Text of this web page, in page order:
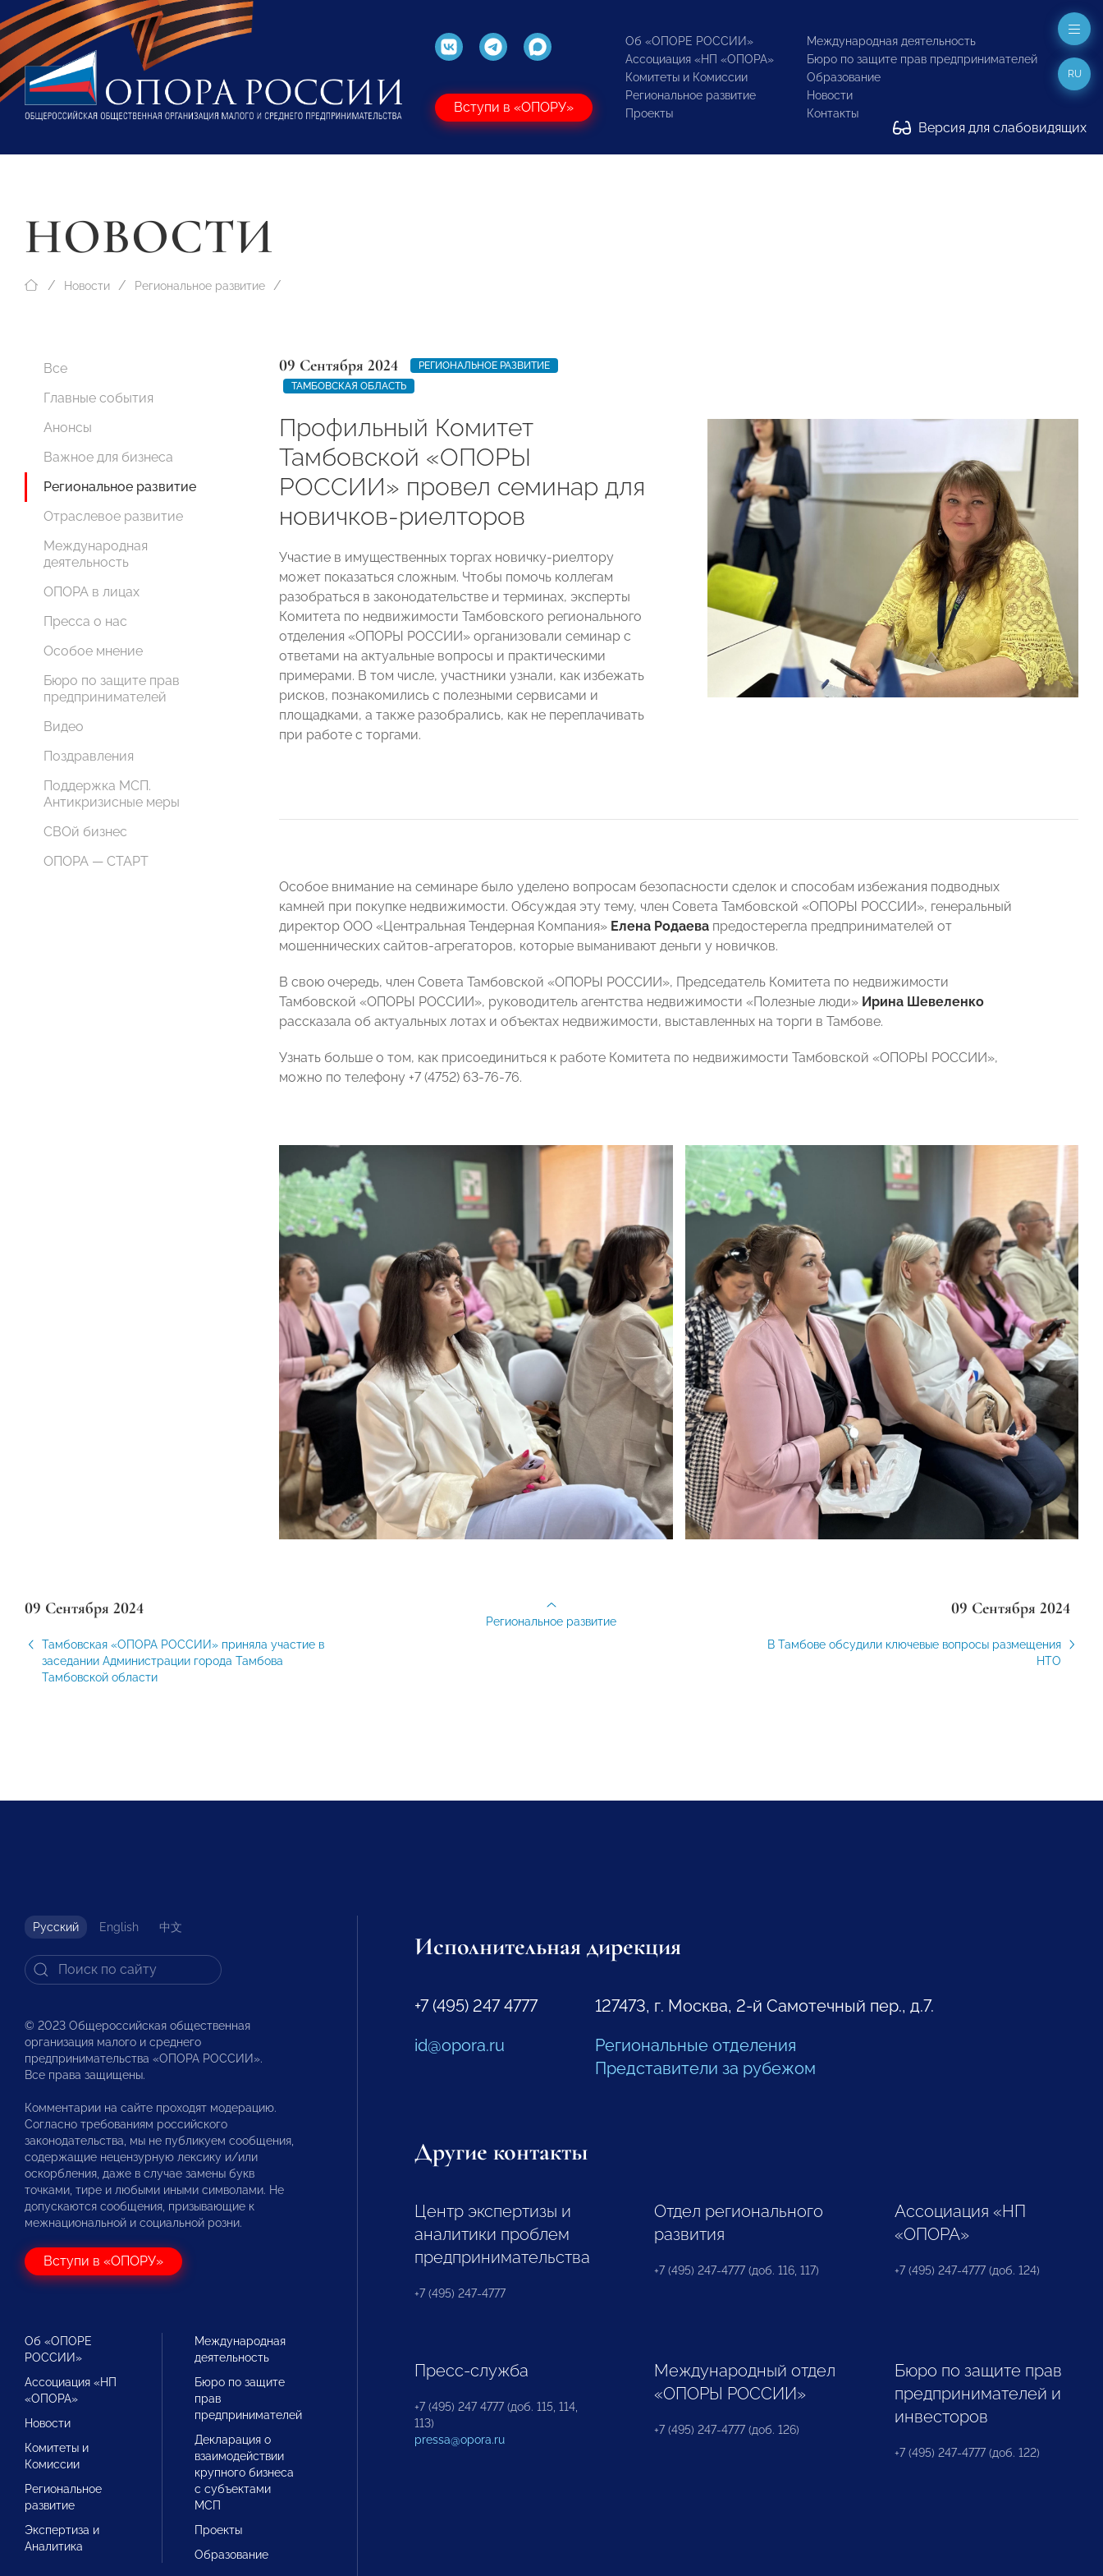
Вступи в «ОПОРУ»
Об «ОПОРЕ РОССИИ»
Ассоциация «НП «ОПОРА»
Комитеты и Комиссии
Региональное развитие
Проекты
Международная деятельность
Бюро по защите прав предпринимателей
Образование
Новости
Контакты
Версия для слабовидящих
RU
НОВОСТИ
Новости Региональное развитие
Все
Главные события
Анонсы
Важное для бизнеса
Региональное развитие
Отраслевое развитие
Международная
деятельность
ОПОРА в лицах
Пресса о нас
Особое мнение
Бюро по защите прав
предпринимателей
Видео
Поздравления
Поддержка МСП.
Антикризисные меры
СВОй бизнес
ОПОРА — СТАРТ
09 Сентября 2024
РЕГИОНАЛЬНОЕ РАЗВИТИЕ
ТАМБОВСКАЯ ОБЛАСТЬ
Профильный Комитет
Тамбовской «ОПОРЫ
РОССИИ» провел семинар для
новичков-риелторов
Участие в имущественных торгах новичку-риелтору
может показаться сложным. Чтобы помочь коллегам
разобраться в законодательстве и терминах, эксперты
Комитета по недвижимости Тамбовского регионального
отделения «ОПОРЫ РОССИИ» организовали семинар с
ответами на актуальные вопросы и практическими
примерами. В том числе, участники узнали, как избежать
рисков, познакомились с полезными сервисами и
площадками, а также разобрались, как не переплачивать
при работе с торгами.
Особое внимание на семинаре было уделено вопросам безопасности сделок и способам избежания подводных
камней при покупке недвижимости. Обсуждая эту тему, член Совета Тамбовской «ОПОРЫ РОССИИ», генеральный
директор ООО «Центральная Тендерная Компания» Елена Родаева предостерегла предпринимателей от
мошеннических сайтов-агрегаторов, которые выманивают деньги у новичков.
В свою очередь, член Совета Тамбовской «ОПОРЫ РОССИИ», Председатель Комитета по недвижимости
Тамбовской «ОПОРЫ РОССИИ», руководитель агентства недвижимости «Полезные люди» Ирина Шевеленко
рассказала об актуальных лотах и объектах недвижимости, выставленных на торги в Тамбове.
Узнать больше о том, как присоединиться к работе Комитета по недвижимости Тамбовской «ОПОРЫ РОССИИ»,
можно по телефону +7 (4752) 63-76-76.
09 Сентября 2024
Тамбовская «ОПОРА РОССИИ» приняла участие в
заседании Администрации города Тамбова
Тамбовской области
09 Сентября 2024
В Тамбове обсудили ключевые вопросы размещения
НТО
Региональное развитие
Русский English 中文
© 2023 Общероссийская общественная
организация малого и среднего
предпринимательства «ОПОРА РОССИИ».
Все права защищены.
Комментарии на сайте проходят модерацию.
Согласно требованиям российского
законодательства, мы не публикуем сообщения,
содержащие нецензурную лексику и/или
оскорбления, даже в случае замены букв
точками, тире и любыми иными символами. Не
допускаются сообщения, призывающие к
межнациональной и социальной розни.
Вступи в «ОПОРУ»
Об «ОПОРЕ
РОССИИ»
Ассоциация «НП
«ОПОРА»
Новости
Комитеты и
Комиссии
Региональное
развитие
Экспертиза и
Аналитика
Международная
деятельность
Бюро по защите
прав
предпринимателей
Декларация о
взаимодействии
крупного бизнеса
с субъектами
МСП
Проекты
Образование
Исполнительная дирекция
+7 (495) 247 4777
id@opora.ru
127473, г. Москва, 2-й Самотечный пер., д.7.
Региональные отделения
Представители за рубежом
Другие контакты
Центр экспертизы и
аналитики проблем
предпринимательства
+7 (495) 247-4777
Отдел регионального
развития
+7 (495) 247-4777 (доб. 116, 117)
Ассоциация «НП
«ОПОРА»
+7 (495) 247-4777 (доб. 124)
Пресс-служба
+7 (495) 247 4777 (доб. 115, 114,
113)
pressa@opora.ru
Международный отдел
«ОПОРЫ РОССИИ»
+7 (495) 247-4777 (доб. 126)
Бюро по защите прав
предпринимателей и
инвесторов
+7 (495) 247-4777 (доб. 122)